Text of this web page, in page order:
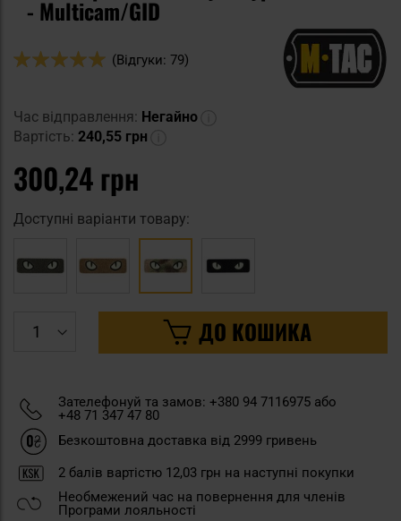
- Multicam/GID
Оцінка:
(Відгуки: 79)
Час відправлення: Негайно
Вартість: 240,55 грн
300,24 грн
Доступні варіанти товару:
ДО КОШИКА
Зателефонуй та замов: +380 94 7116975 або
+48 71 347 47 80
Безкоштовна доставка від 2999 гривень
2 балів вартістю 12,03 грн на наступні покупки
Необмежений час на повернення для членів
Програми лояльності